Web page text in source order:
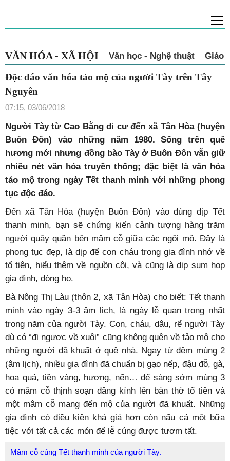
VĂN HÓA - XÃ HỘI Văn học - Nghệ thuật
Độc đáo văn hóa tảo mộ của người Tày trên
Tây Nguyên
07:15, 03/06/2018
Người Tày từ Cao Bằng di cư đến xã Tân Hòa (huyện
Buôn Đôn) vào những năm 1980. Sống trên quê
hương mới nhưng đồng bào Tày ở Buôn Đôn vẫn giữ
nhiều nét văn hóa truyền thống; đặc biệt là văn hóa
tảo mộ trong ngày Tết thanh minh với những phong
tục độc đáo.
Đến xã Tân Hòa (huyện Buôn Đôn) vào đúng dịp Tết
thanh minh, bạn sẽ chứng kiến cảnh tượng hàng trăm
người quây quần bên mâm cỗ giữa các ngôi mộ. Đây là
phong tục đẹp, là dịp để con cháu trong gia đình nhớ về
tổ tiên, hiểu thêm về nguồn cội, và cũng là dịp sum họp
gia đình, dòng họ.
Bà Nông Thị Làu (thôn 2, xã Tân Hòa) cho biết: Tết thanh
minh vào ngày 3-3 âm lịch, là ngày lễ quan trọng nhất
trong năm của người Tày. Con, cháu, dâu, rể người Tày
dù có “đi ngược về xuôi” cũng không quên về tảo mộ cho
những người đã khuất ở quê nhà. Ngay từ đêm mùng 2
(âm lịch), nhiều gia đình đã chuẩn bị gạo nếp, đậu đỗ, gà,
hoa quả, tiền vàng, hương, nến… để sáng sớm mùng 3
có mâm cỗ thịnh soạn dâng kính lên bàn thờ tổ tiên và
một mâm cỗ mang đến mộ của người đã khuất. Những
gia đình có điều kiện khá giả hơn còn nấu cả một bữa
tiệc với tất cả các món để lễ cúng được tươm tất.
Mâm cỗ cúng Tết thanh minh của người Tày.